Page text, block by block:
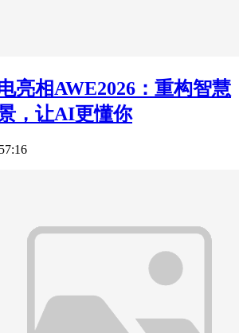
亮相AWE2026：重构智慧
，让AI更懂你